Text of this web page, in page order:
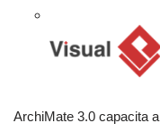
ArchiMate 3.0 capacita